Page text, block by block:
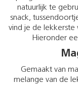
natuurlijk te
snack,
vind je de lekkerste
Hieronder
Gemaakt van
melange van de